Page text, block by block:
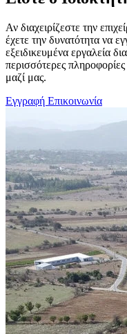
Αν διαχειρίζεστε την
έχετε την δυνατότητα να
εξειδικευμένα εργαλεία
περισσότερες
μαζί μας.
Εγγραφή Επικοινωνία